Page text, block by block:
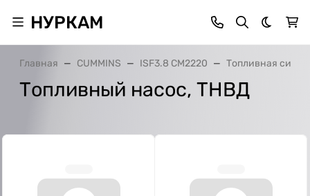
НУРКАМ Темная
Главная CUMMINS ISF3.8 CM2220 Топливная
Топливный насос, ТНВД